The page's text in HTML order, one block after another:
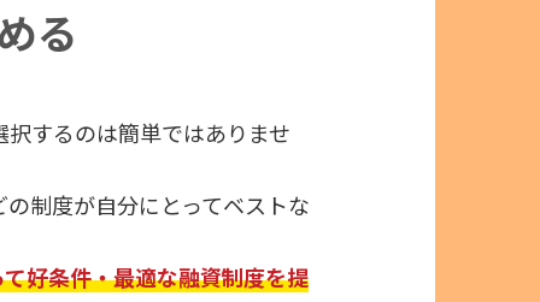
る
するのは簡単ではありませ
制度が自分にとってベストな
好条件・最適な融資制度を提